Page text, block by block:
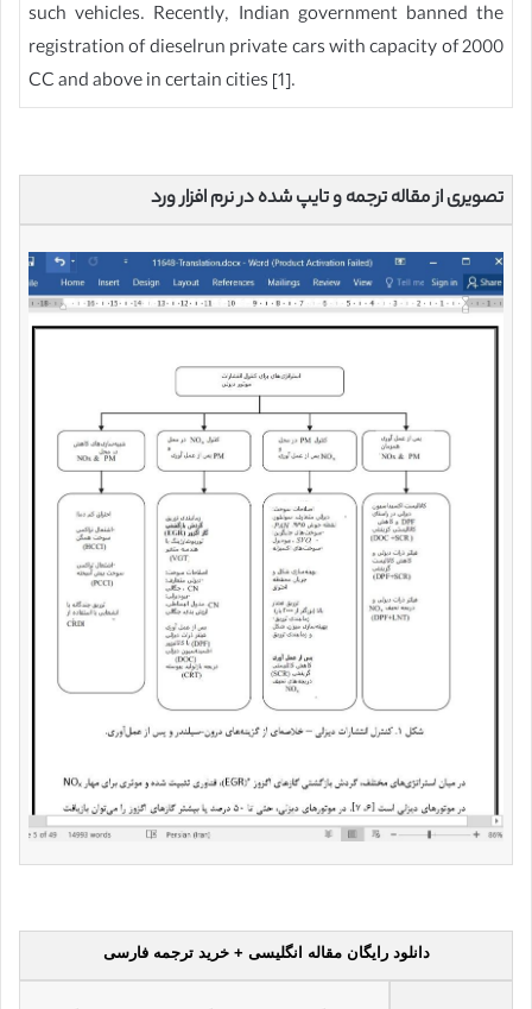
such vehicles. Recently, Indian government banned the
registration of dieselrun private cars with capacity of 2000
CC and above in certain cities [1].
تصویری از مقاله ترجمه و تایپ شده در نرم افزار ورد
دانلود رایگان مقاله انگلیسی + خرید ترجمه فارسی